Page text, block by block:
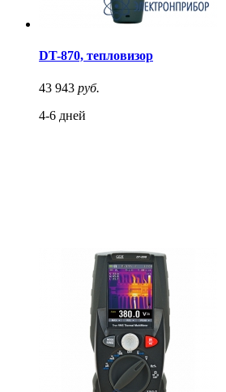
DT-870, тепловизор
43 943 руб.
4-6 дней